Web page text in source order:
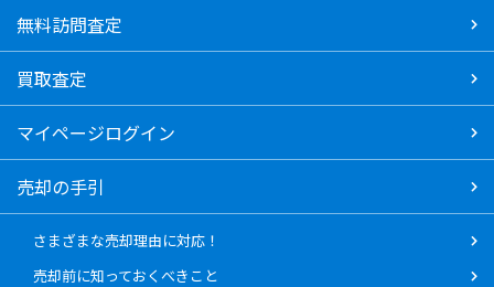
無料訪問査定
買取査定
マイページログイン
売却の手引
さまざまな売却理由に対応！
売却前に知っておくべきこと